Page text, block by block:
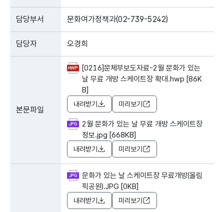
담당부서 문화여가정책과(02-739-5242)
담당자 오경희
본문파일
[0216]문체부보도자료-2월 문화가 있는
날 무료 개방 스케이트장 확대.hwp [86K
B]
내려받기 미리보기
2월 문화가 있는 날 무료 개방 스케이트장
정보.jpg [668KB]
내려받기 미리보기
문화가 있는 날 스케이트장 무료개방(올림
픽공원).JPG [0KB]
내려받기 미리보기